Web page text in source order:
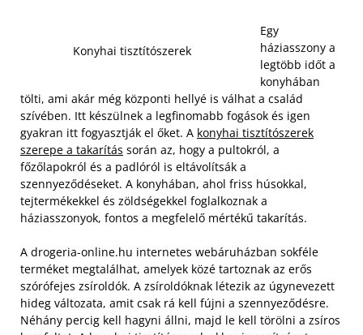
Konyhai tisztítószerek
Egy
háziasszony a
legtöbb időt a
konyhában
tölti, ami akár még központi hellyé is válhat a család
szívében. Itt készülnek a legfinomabb fogások és igen
gyakran itt fogyasztják el őket. A konyhai tisztítószerek
szerepe a takarítás során az, hogy a pultokról, a
főzőlapokról és a padlóról is eltávolítsák a
szennyeződéseket. A konyhában, ahol friss húsokkal,
tejtermékekkel és zöldségekkel foglalkoznak a
háziasszonyok, fontos a megfelelő mértékű takarítás.
A drogeria-online.hu internetes webáruházban sokféle
terméket megtalálhat, amelyek közé tartoznak az erős
szórófejes zsíroldók. A zsíroldóknak létezik az úgynevezett
hideg változata, amit csak rá kell fújni a szennyeződésre.
Néhány percig kell hagyni állni, majd le kell törölni a zsíros